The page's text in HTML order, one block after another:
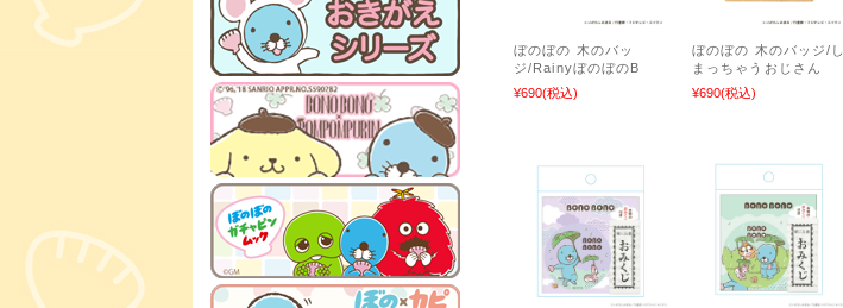
ぼのぼの 木のバッ
ジ/RainyぼのぼのB
¥690(税込)
ぼのぼの 木のバッジ/し
まっちゃうおじさん
¥690(税込)